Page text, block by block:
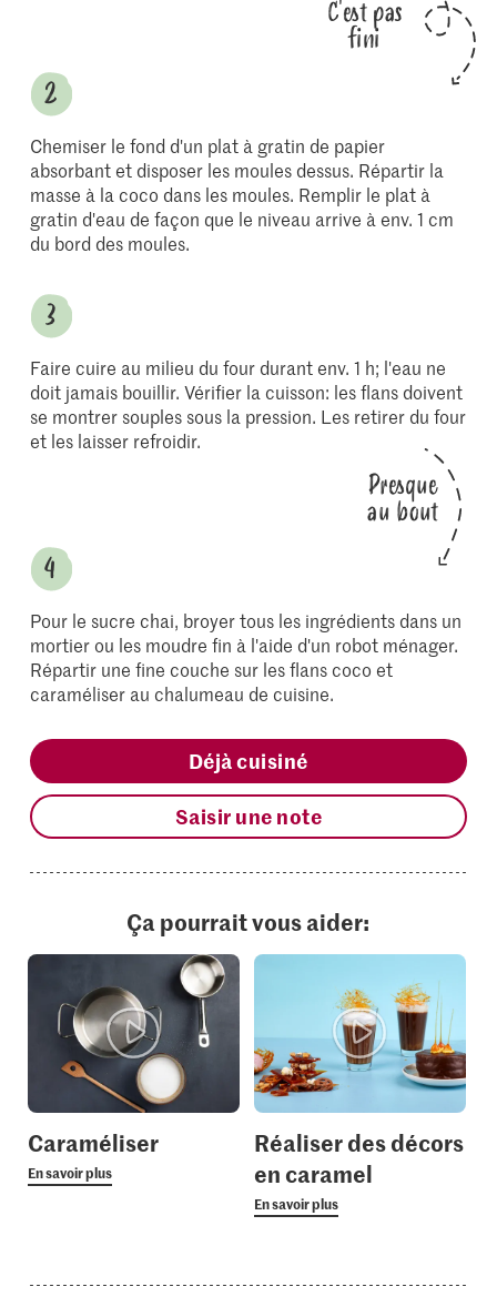
C'est pas
fini
Chemiser le fond d'un plat à gratin de papier
absorbant et disposer les moules dessus. Répartir la
masse à la coco dans les moules. Remplir le plat à
gratin d'eau de façon que le niveau arrive à env. 1 cm
du bord des moules.
Faire cuire au milieu du four durant env. 1 h; l'eau ne
doit jamais bouillir. Vérifier la cuisson: les flans doivent
se montrer souples sous la pression. Les retirer du four
et les laisser refroidir.
Presque
au bout
Pour le sucre chai, broyer tous les ingrédients dans un
mortier ou les moudre fin à l'aide d'un robot ménager.
Répartir une fine couche sur les flans coco et
caraméliser au chalumeau de cuisine.
Déjà cuisiné
Saisir une note
Ça pourrait vous aider:
Caraméliser
En savoir plus
Réaliser des décors
en caramel
En savoir plus